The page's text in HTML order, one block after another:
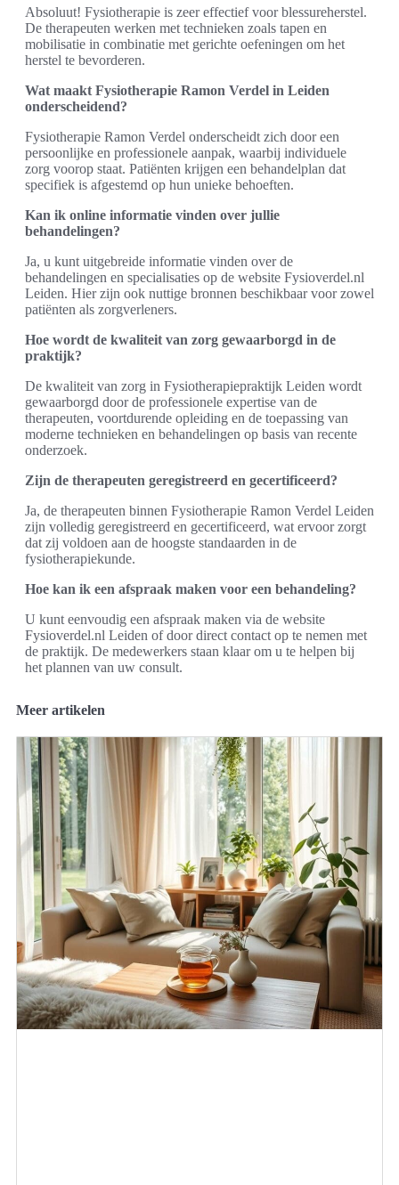
Absoluut! Fysiotherapie is zeer effectief voor blessureherstel.
De therapeuten werken met technieken zoals tapen en
mobilisatie in combinatie met gerichte oefeningen om het
herstel te bevorderen.
Wat maakt Fysiotherapie Ramon Verdel in Leiden
onderscheidend?
Fysiotherapie Ramon Verdel onderscheidt zich door een
persoonlijke en professionele aanpak, waarbij individuele
zorg voorop staat. Patiënten krijgen een behandelplan dat
specifiek is afgestemd op hun unieke behoeften.
Kan ik online informatie vinden over jullie
behandelingen?
Ja, u kunt uitgebreide informatie vinden over de
behandelingen en specialisaties op de website Fysioverdel.nl
Leiden. Hier zijn ook nuttige bronnen beschikbaar voor zowel
patiënten als zorgverleners.
Hoe wordt de kwaliteit van zorg gewaarborgd in de
praktijk?
De kwaliteit van zorg in Fysiotherapiepraktijk Leiden wordt
gewaarborgd door de professionele expertise van de
therapeuten, voortdurende opleiding en de toepassing van
moderne technieken en behandelingen op basis van recente
onderzoek.
Zijn de therapeuten geregistreerd en gecertificeerd?
Ja, de therapeuten binnen Fysiotherapie Ramon Verdel Leiden
zijn volledig geregistreerd en gecertificeerd, wat ervoor zorgt
dat zij voldoen aan de hoogste standaarden in de
fysiotherapiekunde.
Hoe kan ik een afspraak maken voor een behandeling?
U kunt eenvoudig een afspraak maken via de website
Fysioverdel.nl Leiden of door direct contact op te nemen met
de praktijk. De medewerkers staan klaar om u te helpen bij
het plannen van uw consult.
Meer artikelen